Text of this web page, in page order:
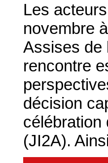
Les
novembre
Assises de
rencontre
décision
célébration
(JI2A).